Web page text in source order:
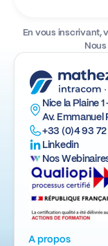
En vous inscrivant,
Nice la Plaine
Av.
+33 (0)4 93
Linkedin
Nos
A propos